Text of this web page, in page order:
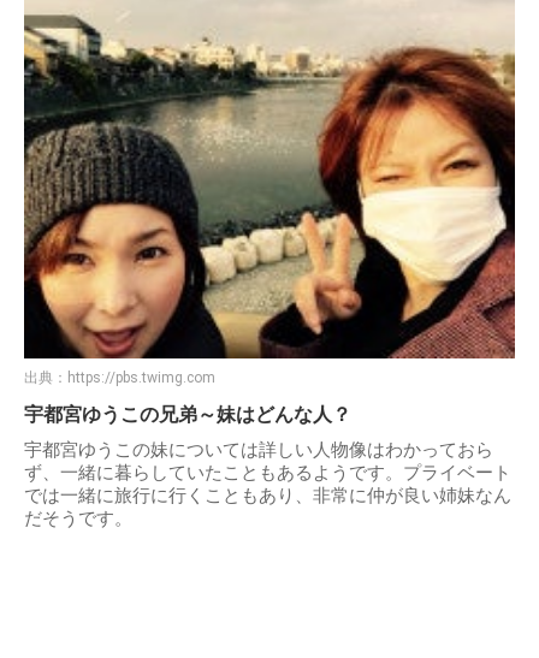
出典： https://pbs.twimg.com
宇都宮ゆうこの兄弟～妹はどんな人？
宇都宮ゆうこの妹については詳しい人物像はわかっておら
ず、一緒に暮らしていたこともあるようです。プライベート
では一緒に旅行に行くこともあり、非常に仲が良い姉妹なん
だそうです。